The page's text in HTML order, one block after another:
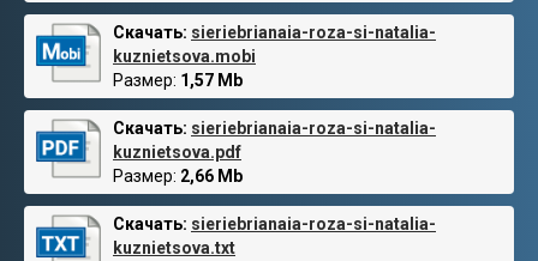
Скачать: sieriebrianaia-roza-si-natalia-
kuznietsova.mobi
Размер: 1,57 Mb
Скачать: sieriebrianaia-roza-si-natalia-
kuznietsova.pdf
Размер: 2,66 Mb
Скачать: sieriebrianaia-roza-si-natalia-
kuznietsova.txt